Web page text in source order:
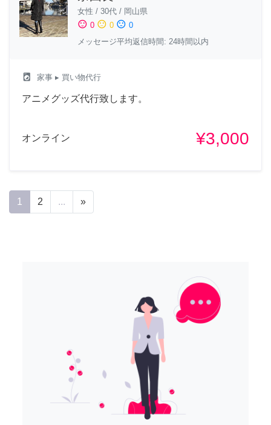
女性 / 30代 / 岡山県
sentiment_satisfied 0 sentiment_neutral 0 sentiment_dissatisfied 0
メッセージ平均返信時間: 24時間以内
local_laundry_service 家事 ▸ 買い物代行
アニメグッズ代行致します。
オンライン ¥3,000
1 2 ... »